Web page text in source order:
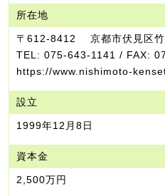
所在地
〒612-8412 京都市伏見区竹
TEL: 075-643-1141 / FAX:
https://www.nishimoto-
設立
1999年12月8日
資本金
2,500万円